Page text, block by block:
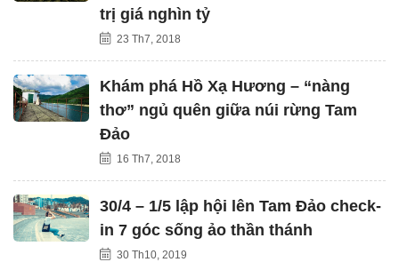
trị giá nghìn tỷ
23 Th7, 2018
Khám phá Hồ Xạ Hương – “nàng
thơ” ngủ quên giữa núi rừng Tam
Đảo
16 Th7, 2018
30/4 – 1/5 lập hội lên Tam Đảo check-
in 7 góc sống ảo thần thánh
30 Th10, 2019